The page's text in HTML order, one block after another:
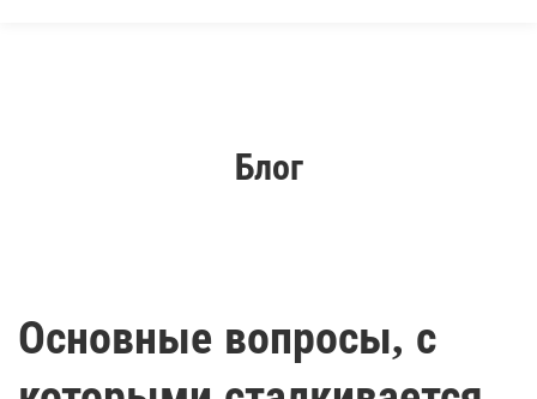
Блог
Основные вопросы, с